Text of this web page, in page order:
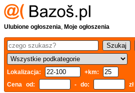
Ulubione ogłoszenia, Moje ogłoszenia
Lokalizacja:
+km:
Cena od:
- do: zł